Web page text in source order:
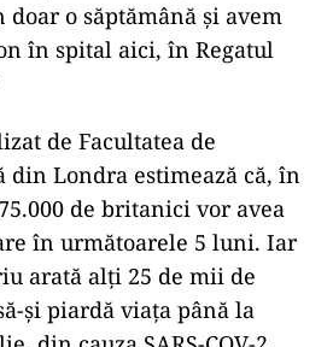
o săptămână și avem
în spital aici, în Regatul
de Facultatea de
Londra estimează că, în
de britanici vor avea
în următoarele 5 luni. Iar
arată alţi 25 de mii de
şi piardă viaţa până la